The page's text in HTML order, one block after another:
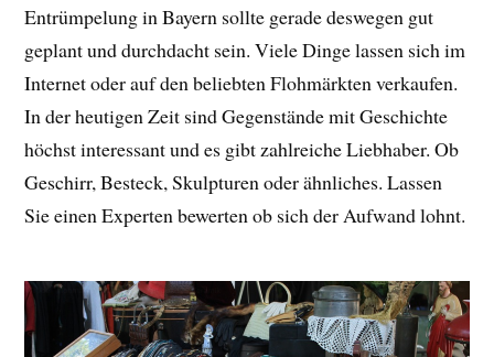
Entrümpelung in Bayern sollte gerade deswegen gut
geplant und durchdacht sein. Viele Dinge lassen sich im
Internet oder auf den beliebten Flohmärkten verkaufen.
In der heutigen Zeit sind Gegenstände mit Geschichte
höchst interessant und es gibt zahlreiche Liebhaber. Ob
Geschirr, Besteck, Skulpturen oder ähnliches. Lassen
Sie einen Experten bewerten ob sich der Aufwand lohnt.